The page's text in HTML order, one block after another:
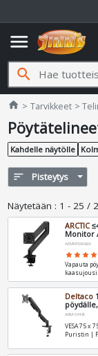
menu
search
home Jimms.fi
Tarvikkeet
Kahdelle näytölle
sort Pisteytys
Näytetään : 1 - 25 /
ARCTIC
Monitor
AEMNT00062A
star star star star
Vapauta
kaasujousi!
Deltaco
ARM-534-B
VESA 75 x
Puristin |